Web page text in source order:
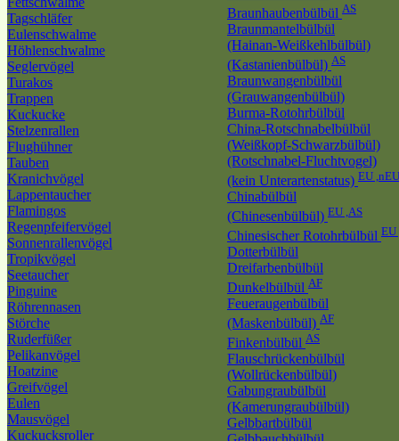
Tagschläfer
Eulenschwalme
Höhlenschwalme
Seglervögel
Turakos
Trappen
Kuckucke
Stelzenrallen
Flughühner
Tauben
Kranichvögel
Lappentaucher
Flamingos
Regenpfeifervögel
Sonnenrallenvögel
Tropikvögel
Seetaucher
Pinguine
Röhrennasen
Störche
Ruderfüßer
Pelikanvögel
Hoatzine
Greifvögel
Eulen
Mausvögel
Kuckucksroller
Braunhaubenbülbül AS
Braunmantelbülbül
(Hainan-Weißkehlbülbül)
(Kastanienbülbül) AS
Braunwangenbülbül
(Grauwangenbülbül)
Burma-Rotohrbülbül
China-Rotschnabelbülbül
(Weißkopf-Schwarzbülbül)
(Rotschnabel-Fluchtvogel)
(kein Unterartenstatus) EU
Chinabülbül
(Chinesenbülbül) EU ,AS
Chinesischer Rotohrbülbül EU
Dotterbülbül
Dreifarbenbülbül
Dunkelbülbül AF
Feueraugenbülbül
(Maskenbülbül) AF
Finkenbülbül AS
Flauschrückenbülbül
(Wollrückenbülbül)
Gabungraubülbül
(Kamerungraubülbül)
Gelbbartbülbül